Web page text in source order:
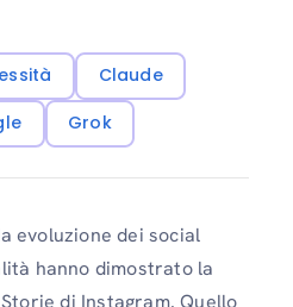
Claude
Grok
evoluzione dei social
hanno dimostrato la
di Instagram. Quello